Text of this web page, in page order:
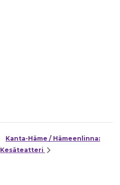
Kanta-Häme / Hämeenlinna:
Kesäteatteri